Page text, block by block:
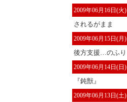
2009年06月16日(火)
されるがまま
2009年06月15日(月)
後方支援…のふり
2009年06月14日(日)
『鈍獣』
2009年06月13日(土)